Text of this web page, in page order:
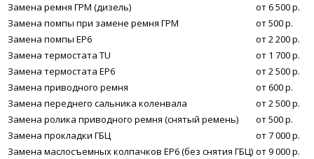
Замена ремня ГРМ (дизель)
от 6 500 р.
Замена помпы при замене ремня ГРМ
от 500 р.
Замена помпы EP6
от 2 200 р.
Замена термостата TU
от 1 700 р.
Замена термостата EP6
от 2 500 р.
Замена приводного ремня
от 600 р.
Замена переднего сальника коленвала
от 2 500 р.
Замена ролика приводного ремня (снятый ремень)
от 500 р.
Замена прокладки ГБЦ
от 7 000 р.
Замена маслосъемных колпачков ЕР6 (без снятия ГБЦ) от 9 000 р.